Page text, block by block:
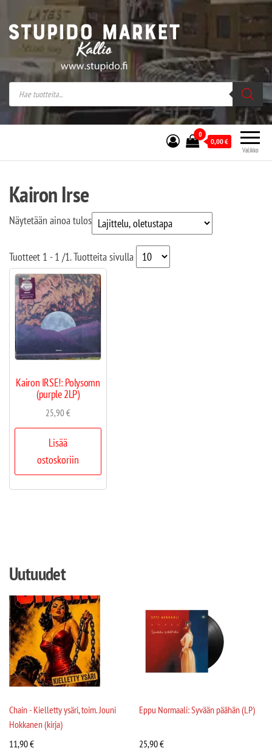
Stupido Market – verkossa ja kivijalassa
Stupido Market on vaihtoehtomusaan
erikoistunut verkko- sekä
kivijalkakauppa Helsingissä Kallion
sydämessä.
Valikko
0
0,00€
Kairon Irse
Näytetään ainoa tulos
Tuotteet 1 - 1 /1. Tuotteita sivulla
Kairon IRSE!: Polysomn
(purple 2LP)
25,90€
Lisää
ostoskoriin
Uutuudet
Chain - Kielletty ysäri, toim. Jouni
Hokkanen (kirja)
11,90€
Eppu Normaali: Syvään päähän (LP)
25,90€